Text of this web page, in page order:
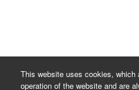
This website uses cookies,
operation of the website and are